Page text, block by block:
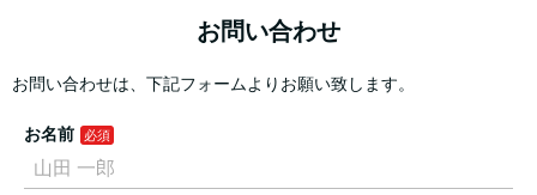
お問い合わせ
お問い合わせは、下記フォームよりお願い致します。
お名前